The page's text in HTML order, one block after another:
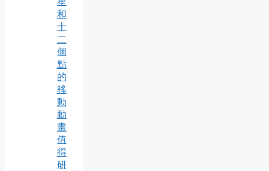
和
十
二
個
點
的
移
動
動
畫
值
得
研